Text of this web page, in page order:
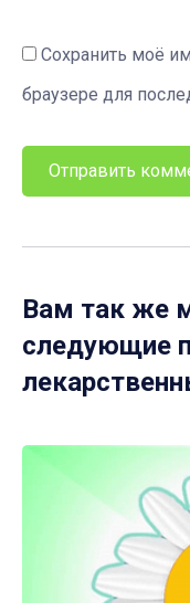
Сохранить моё
браузере для
Вам так же
следующие